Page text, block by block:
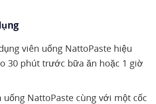
viên uống NattoPaste hiệu
30 phút trước bữa ăn hoặc 1 giờ
uống NattoPaste cùng với một cốc